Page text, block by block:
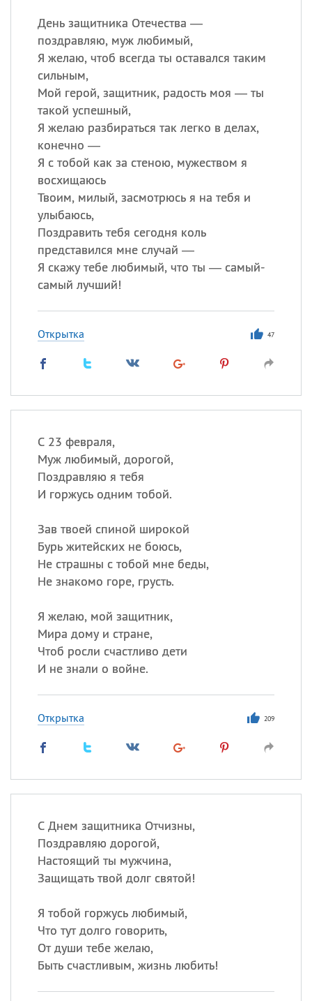
День защитника Отечества —
поздравляю, муж любимый,
Я желаю, чтоб всегда ты оставался таким
сильным,
Мой герой, защитник, радость моя — ты
такой успешный,
Я желаю разбираться так легко в делах,
конечно —
Я с тобой как за стеною, мужеством я
восхищаюсь
Твоим, милый, засмотрюсь я на тебя и
улыбаюсь,
Поздравить тебя сегодня коль
представился мне случай —
Я скажу тебе любимый, что ты — самый-
самый лучший!
Открытка 47
С 23 февраля,
Муж любимый, дорогой,
Поздравляю я тебя
И горжусь одним тобой.
Зав твоей спиной широкой
Бурь житейских не боюсь,
Не страшны с тобой мне беды,
Не знакомо горе, грусть.
Я желаю, мой защитник,
Мира дому и стране,
Чтоб росли счастливо дети
И не знали о войне.
Открытка 209
С Днем защитника Отчизны,
Поздравляю дорогой,
Настоящий ты мужчина,
Защищать твой долг святой!
Я тобой горжусь любимый,
Что тут долго говорить,
От души тебе желаю,
Быть счастливым, жизнь любить!